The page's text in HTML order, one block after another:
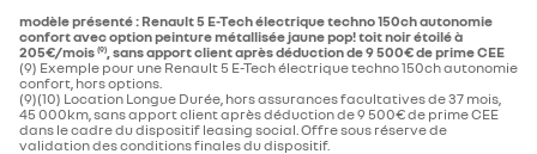
modèle présenté : Renault 5 E-Tech électrique techno 150ch autonomie
confort​ avec option peinture métallisée jaune pop! toit noir étoilé à
205€/mois (9), sans apport client après déduction de 9 500€ de prime CEE
(9) Exemple pour une Renault 5 E-Tech électrique techno 150ch autonomie
confort​, hors options.
(9)(10) Location Longue Durée, hors assurances facultatives de 37 mois,
45 000km, sans apport client après déduction de 9 500€ de prime CEE
dans le cadre du dispositif leasing social. Offre sous réserve de
validation des conditions finales du dispositif.